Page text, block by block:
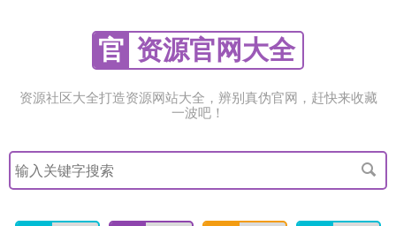
官 资源官网大全
资源社区大全打造资源网站大全，辨别真伪官网，赶快来收藏
一波吧！
搜
索
关
字